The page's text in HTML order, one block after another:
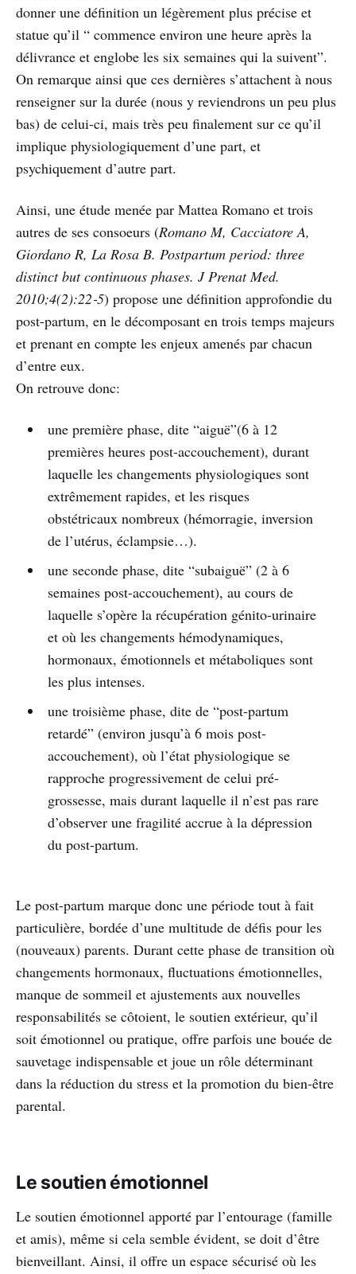
donner une définition un légèrement plus précise et
statue qu’il “ commence environ une heure après la
délivrance et englobe les six semaines qui la suivent”.
On remarque ainsi que ces dernières s’attachent à nous
renseigner sur la durée (nous y reviendrons un peu plus
bas) de celui-ci, mais très peu finalement sur ce qu’il
implique physiologiquement d’une part, et
psychiquement d’autre part.
Ainsi, une étude menée par Mattea Romano et trois
autres de ses consoeurs (Romano M, Cacciatore A,
Giordano R, La Rosa B. Postpartum period: three
distinct but continuous phases. J Prenat Med.
2010;4(2):22‑5) propose une définition approfondie du
post-partum, en le décomposant en trois temps majeurs
et prenant en compte les enjeux amenés par chacun
d’entre eux.
On retrouve donc:
une première phase, dite “aiguë”(6 à 12
premières heures post-accouchement), durant
laquelle les changements physiologiques sont
extrêmement rapides, et les risques
obstétricaux nombreux (hémorragie, inversion
de l’utérus, éclampsie…).
une seconde phase, dite “subaiguë” (2 à 6
semaines post-accouchement), au cours de
laquelle s’opère la récupération génito-urinaire
et où les changements hémodynamiques,
hormonaux, émotionnels et métaboliques sont
les plus intenses.
une troisième phase, dite de “post-partum
retardé” (environ jusqu’à 6 mois post-
accouchement), où l’état physiologique se
rapproche progressivement de celui pré-
grossesse, mais durant laquelle il n’est pas rare
d’observer une fragilité accrue à la dépression
du post-partum.
Le post-partum marque donc une période tout à fait
particulière, bordée d’une multitude de défis pour les
(nouveaux) parents. Durant cette phase de transition où
changements hormonaux, fluctuations émotionnelles,
manque de sommeil et ajustements aux nouvelles
responsabilités se côtoient, le soutien extérieur, qu’il
soit émotionnel ou pratique, offre parfois une bouée de
sauvetage indispensable et joue un rôle déterminant
dans la réduction du stress et la promotion du bien-être
parental.
Le soutien émotionnel
Le soutien émotionnel apporté par l’entourage (famille
et amis), même si cela semble évident, se doit d’être
bienveillant. Ainsi, il offre un espace sécurisé où les